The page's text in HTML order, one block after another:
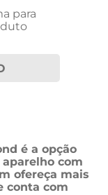
para
é a opção
com
ofereça mais
conta com